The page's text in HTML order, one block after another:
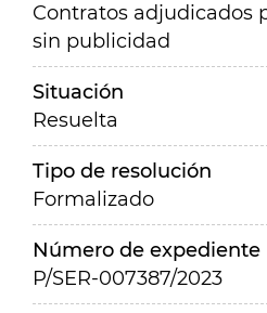
Contratos adjudicados
sin publicidad
Situación
Resuelta
Tipo de resolución
Formalizado
Número de expediente
P/SER-007387/2023